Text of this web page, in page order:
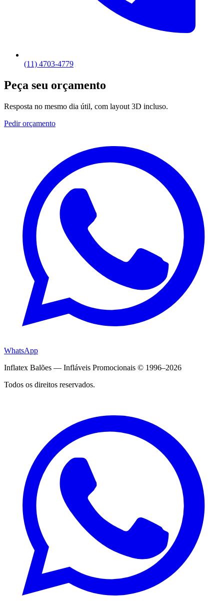
(11) 4703-4779
Peça seu orçamento
Resposta no mesmo dia útil, com layout 3D incluso.
Pedir orçamento
WhatsApp
Inflatex Balões — Infláveis Promocionais © 1996–2026
Todos os direitos reservados.